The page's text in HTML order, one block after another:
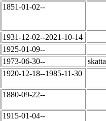
1851-01-02--
1931-12-02--2021-10-14
1925-01-09--
1973-06-30--
1920-12-18--1985-11-30
1880-09-22--
1915-01-04--